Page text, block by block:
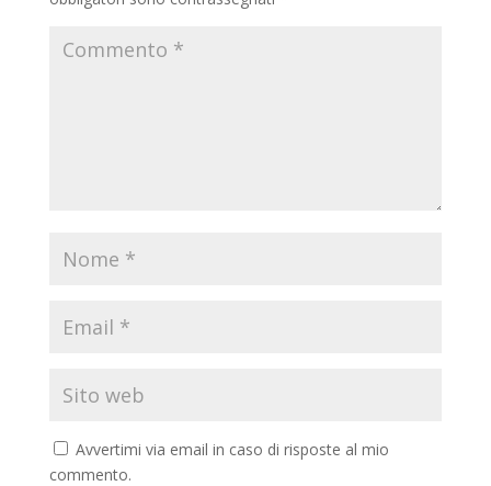
Avvertimi via email in caso di risposte al mio
commento.